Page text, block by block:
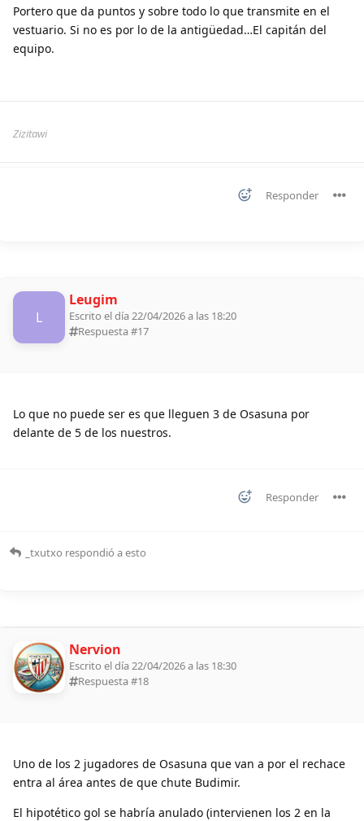
Portero que da puntos y sobre todo lo que transmite en el
vestuario. Si no es por lo de la antigüedad…El capitán del
equipo.
Zizitawi
Responder
L
Leugim
Escrito el día 22/04/2026 a las 18:20
Respuesta #17
Lo que no puede ser es que lleguen 3 de Osasuna por
delante de 5 de los nuestros.
Responder
_txutxo respondió a esto
Nervion
Escrito el día 22/04/2026 a las 18:30
Respuesta #18
Uno de los 2 jugadores de Osasuna que van a por el rechace
entra al área antes de que chute Budimir.
El hipotético gol se habría anulado (intervienen los 2 en la